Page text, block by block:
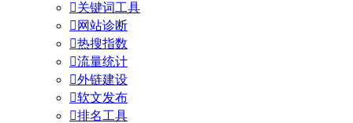
关键词工具
 网站诊断
热搜指数
流量统计
外链建设
软文发布
排名工具